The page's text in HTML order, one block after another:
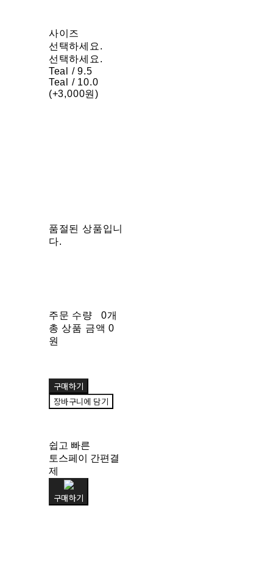
사이즈
선택하세요.
선택하세요.
Teal / 9.5
Teal / 10.0
(+3,000원)
품절된 상품입니
다.
주문 수량
0개
총 상품 금액 0
원
구매하기
장바구니에 담기
쉽고 빠른
토스페이 간편결
제
구매하기